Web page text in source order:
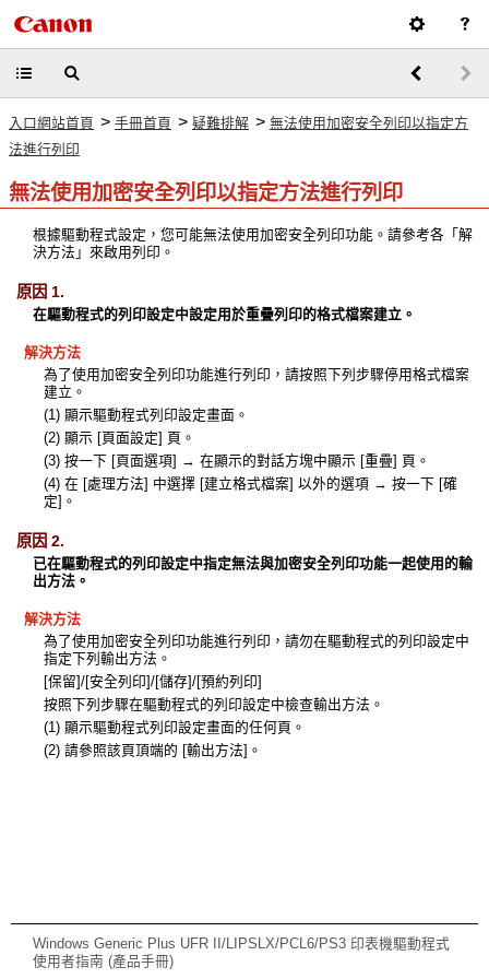
入口網站首頁 > 手冊首頁 > 疑難排解 > 無法使用加密安全列印以指定方
法進行列印
無法使用加密安全列印以指定方法進行列印
根據驅動程式設定，您可能無法使用加密安全列印功能。請參考各「解
決方法」來啟用列印。
原因 1.
在驅動程式的列印設定中設定用於重疊列印的格式檔案建立。
解決方法
為了使用加密安全列印功能進行列印，請按照下列步驟停用格式檔案
建立。
(1) 顯示驅動程式列印設定畫面。
(2) 顯示 [頁面設定] 頁。
(3) 按一下 [頁面選項] → 在顯示的對話方塊中顯示 [重疊] 頁。
(4) 在 [處理方法] 中選擇 [建立格式檔案] 以外的選項 → 按一下 [確
定]。
原因 2.
已在驅動程式的列印設定中指定無法與加密安全列印功能一起使用的輸
出方法。
解決方法
為了使用加密安全列印功能進行列印，請勿在驅動程式的列印設定中
指定下列輸出方法。
[保留]/[安全列印]/[儲存]/[預約列印]
按照下列步驟在驅動程式的列印設定中檢查輸出方法。
(1) 顯示驅動程式列印設定畫面的任何頁。
(2) 請參照該頁頂端的 [輸出方法]。
Windows Generic Plus UFR II/LIPSLX/PCL6/PS3 印表機驅動程式
使用者指南 (產品手冊)